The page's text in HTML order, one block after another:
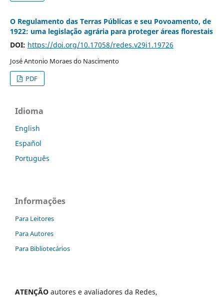
O Regulamento das Terras Públicas e seu Povoamento, de
1922: uma legislação agrária para proteger áreas florestais
DOI: https://doi.org/10.17058/redes.v29i1.19726
José Antonio Moraes do Nascimento
PDF
Idioma
English
Español
Português
Informações
Para Leitores
Para Autores
Para Bibliotecários
ATENÇÃO autores e avaliadores da Redes,